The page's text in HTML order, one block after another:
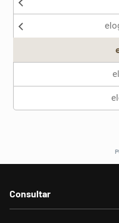
Nenhum dos sinônimos
Consultar